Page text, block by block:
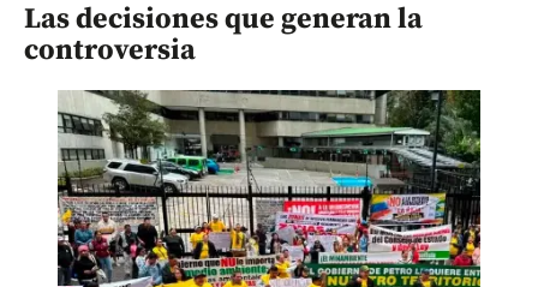
Las decisiones que generan la
controversia